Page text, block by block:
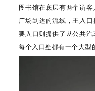
图书馆在底层有两个访
广场到达的流线，主入
要入口则提供了从公共汽
每个入口处都有一个大型